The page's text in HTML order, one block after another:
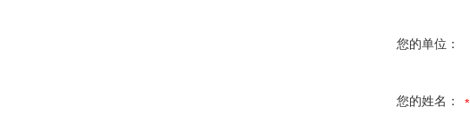
您的单位：
您的姓名：